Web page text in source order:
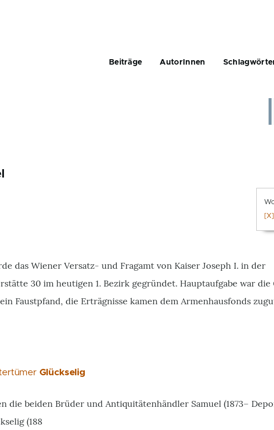
Beiträge AutorInnen
das Wiener Versatz- und Fragamt von Kaiser Joseph I. in der
30 im heutigen 1. Bezirk gegründet. Hauptaufgabe war die
Faustpfand, die Erträgnisse kamen dem Armenhausfonds
Glückselig
die beiden Brüder und Antiquitätenhändler Samuel (1873–
(188
[X]